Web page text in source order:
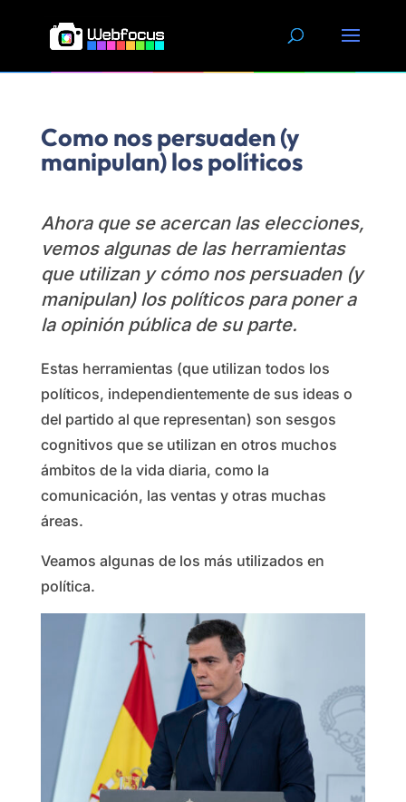
content
Como nos persuaden (y
manipulan) los políticos
Ahora que se acercan las elecciones,
vemos algunas de las herramientas
que utilizan y cómo nos persuaden (y
manipulan) los políticos para poner a
la opinión pública de su parte.
Estas herramientas (que utilizan todos los
políticos, independientemente de sus ideas o
del partido al que representan) son sesgos
cognitivos que se utilizan en otros muchos
ámbitos de la vida diaria, como la
comunicación, las ventas y otras muchas
áreas.
Veamos algunas de los más utilizados en
política.